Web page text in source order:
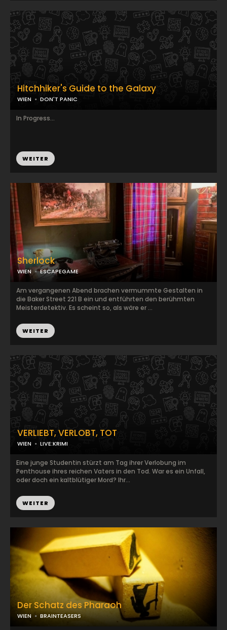
Hitchhiker's Guide to the Galaxy
WIEN DON'T PANIC
In Progress...
WEITER
Sherlock
WIEN ESCAPEGAME
Am vergangenen Abend brachen vermummte Gestalten in
die Baker Street 221 B ein und entführten den berühmten
Meisterdetektiv. Es scheint so, als wäre er ...
WEITER
VERLIEBT, VERLOBT, TOT
WIEN LIVE:KRIMI
Eine junge Studentin stürzt am Tag ihrer Verlobung im
Penthouse ihres reichen Vaters in den Tod. War es ein Unfall,
oder doch ein kaltblütiger Mord? Ihr...
WEITER
Der Schatz des Pharaoh
WIEN BRAINTEASERS